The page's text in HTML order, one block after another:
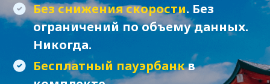
Без снижения скорости. Без
ограничений по объему данных.
Никогда.
Бесплатный пауэрбанкв